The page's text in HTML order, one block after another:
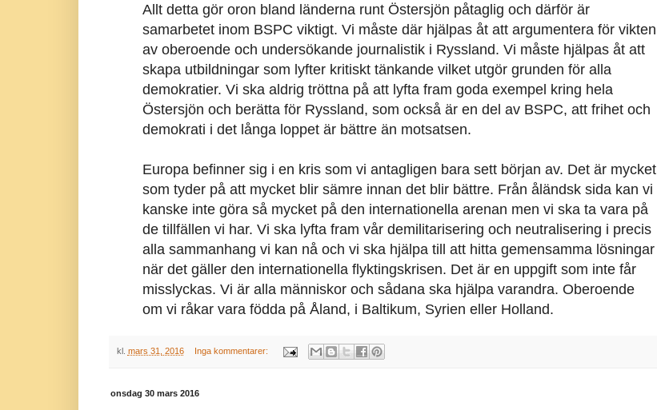
Allt detta gör oron bland länderna runt Östersjön påtaglig och därför är
samarbetet inom BSPC viktigt. Vi måste där hjälpas åt att argumentera för vikten
av oberoende och undersökande journalistik i Ryssland. Vi måste hjälpas åt att
skapa utbildningar som lyfter kritiskt tänkande vilket utgör grunden för alla
demokratier. Vi ska aldrig tröttna på att lyfta fram goda exempel kring hela
Östersjön och berätta för Ryssland, som också är en del av BSPC, att frihet och
demokrati i det långa loppet är bättre än motsatsen.
Europa befinner sig i en kris som vi antagligen bara sett början av. Det är mycket
som tyder på att mycket blir sämre innan det blir bättre. Från åländsk sida kan vi
kanske inte göra så mycket på den internationella arenan men vi ska ta vara på
de tillfällen vi har. Vi ska lyfta fram vår demilitarisering och neutralisering i precis
alla sammanhang vi kan nå och vi ska hjälpa till att hitta gemensamma lösningar
när det gäller den internationella flyktingskrisen. Det är en uppgift som inte får
misslyckas. Vi är alla människor och sådana ska hjälpa varandra. Oberoende
om vi råkar vara födda på Åland, i Baltikum, Syrien eller Holland.
kl. mars 31, 2016 Inga kommentarer:
onsdag 30 mars 2016